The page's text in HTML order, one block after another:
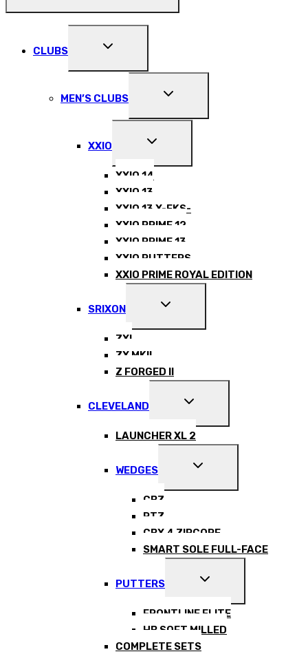
CLUBS
EXPAND
MENU
MEN’S CLUBS
EXPAND
MENU
XXIO
EXPAND
MENU
XXIO 14
XXIO 13
XXIO 13 X-EKS-
XXIO PRIME 12
XXIO PRIME 13
XXIO PUTTERS
XXIO PRIME ROYAL EDITION
SRIXON
EXPAND
MENU
ZXI
ZX MKII
Z FORGED II
CLEVELAND
EXPAND
MENU
LAUNCHER XL 2
WEDGES
EXPAND
MENU
CBZ
RTZ
CBX 4 ZIPCORE
SMART SOLE FULL-FACE
PUTTERS
EXPAND
MENU
FRONTLINE ELITE
HB SOFT MILLED
COMPLETE SETS